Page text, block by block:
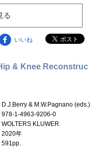
る
いいね
& Knee Reconstruc
D.J.Berry & M.W.Pagnano (eds.)
978-1-4963-9206-0
WOLTERS KLUWER
2020年
591pp.